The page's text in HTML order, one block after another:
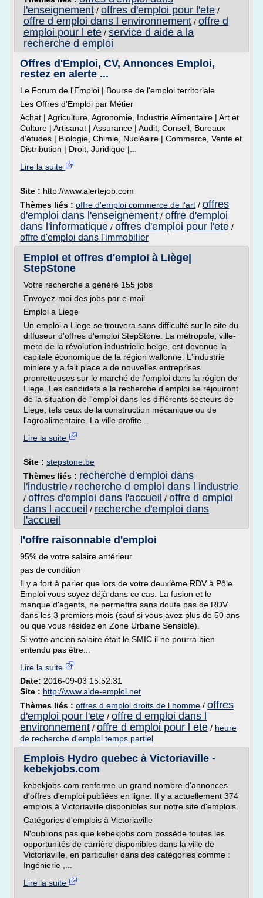
l'enseignement / offres d'emploi pour l'ete /
offre d emploi dans l environnement / offre d
emploi pour l ete / service d aide a la
recherche d emploi
Offres d'Emploi, CV, Annonces Emploi,
restez en alerte ...
Le Forum de l'Emploi | Bourse de l'emploi territoriale
Les Offres d'Emploi par Métier
Achat | Agriculture, Agronomie, Industrie Alimentaire | Art et
Culture | Artisanat | Assurance | Audit, Conseil, Bureaux
d'études | Biologie, Chimie, Nucléaire | Commerce, Vente et
Distribution | Droit, Juridique |...
Lire la suite
Site : http://www.alertejob.com
Thèmes liés : offre d'emploi commerce de l'art / offres
d'emploi dans l'enseignement / offre d'emploi
dans l'informatique / offres d'emploi pour l'ete /
offre d'emploi dans l'immobilier
Emploi et offres d'emploi à Liège|
StepStone
Votre recherche a généré 155 jobs
Envoyez-moi des jobs par e-mail
Emploi a Liege
Un emploi a Liege se trouvera sans difficulté sur le site du
diffuseur d'offres d'emploi StepStone. La métropole, ville-
mere de la révolution industrielle belge, est devenue la
capitale économique de la région wallonne. L'industrie
miniere y a fait place a de nouvelles entreprises
prometteuses sur le marché de l'emploi dans la région de
Liege. Les candidats a la recherche d'emploi se réjouiront
de la situation de l'emploi dans les différents secteurs de
Liege, tels ceux de la construction mécanique ou de
l'agroalimentaire. La ville profite...
Lire la suite
Site : stepstone.be
Thèmes liés : recherche d'emploi dans
l'industrie / recherche d emploi dans l industrie
/ offres d'emploi dans l'accueil / offre d emploi
dans l accueil / recherche d'emploi dans
l'accueil
l'offre raisonnable d'emploi
95% de votre salaire antérieur
pas de condition
Il y a fort à parier que lors de votre deuxième RDV à Pôle
Emploi vous soyez déjà dans ce cas. La fusion et le
manque d'agents, ne permettra sans doute pas de RDV
dans les 3 premiers mois (sauf si vous avez plus de 50 ans
ou que vous résidez en Zone Urbaine Sensible).
Si votre ancien salaire était le SMIC il ne pourra bien
entendu pas être...
Lire la suite
Date: 2016-09-03 15:52:31
Site : http://www.aide-emploi.net
Thèmes liés : offres d emploi droits de l homme / offres
d'emploi pour l'ete / offre d emploi dans l
environnement / offre d emploi pour l ete / heure
de recherche d'emploi temps partiel
Emplois Hydro quebec à Victoriaville -
kebekjobs.com
kebekjobs.com renferme un grand nombre d'annonces
d'offres d'emploi publiées en ligne. Il y a actuellement 374
emplois à Victoriaville disponibles sur notre site d'emplois.
Catégories d'emplois à Victoriaville
N'oublions pas que kebekjobs.com possède toutes les
opportunités de carrière disponibles dans la ville de
Victoriaville, en particulier dans des catégories comme :
Ingénierie ,...
Lire la suite